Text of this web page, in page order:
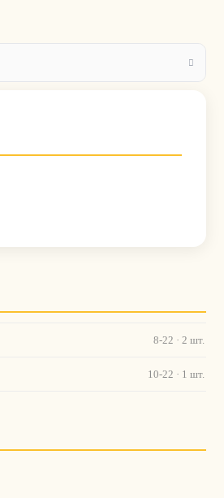
8-22 · 2 шт.
10-22 · 1 шт.